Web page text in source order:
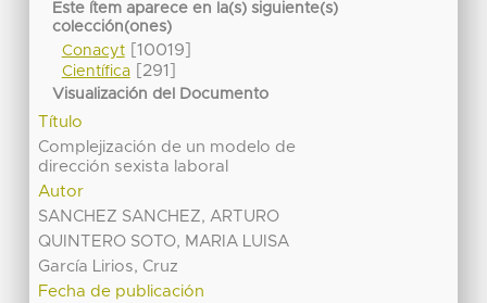
Este ítem aparece en la(s) siguiente(s)
colección(ones)
Conacyt[10019]
Científica[291]
Visualización del Documento
Título
Complejización de un modelo de
dirección sexista laboral
Autor
SANCHEZ SANCHEZ, ARTURO
QUINTERO SOTO, MARIA LUISA
García Lirios, Cruz
Fecha de publicación